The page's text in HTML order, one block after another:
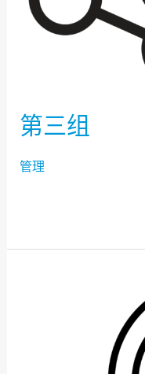
第三组
管理